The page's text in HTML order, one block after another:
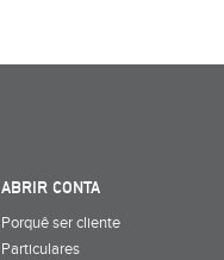
ABRIR CONTA
Porquê ser cliente
Particulares